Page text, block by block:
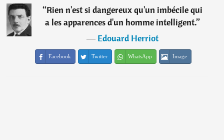
“Rien n'est si dangereux qu'un imbécile qui
a les apparences d'un homme intelligent.”
―Edouard Herriot
Facebook Twitter WhatsApp Image